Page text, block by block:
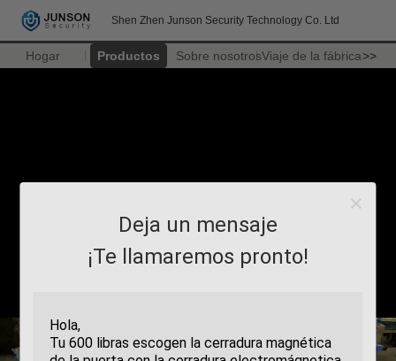
Shen Zhen Junson Security Technology Co. Ltd
Hogar Productos Sobre nosotrosViaje de la fábrica>>
Deja un mensaje
¡Te llamaremos pronto!